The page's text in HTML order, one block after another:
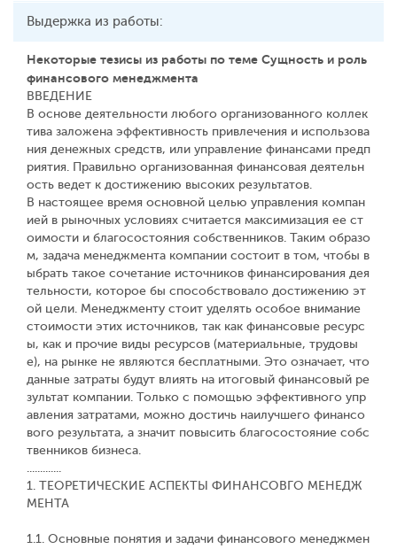
Выдержка из работы:
Некоторые тезисы из работы по теме Сущность и роль
финансового менеджмента
ВВЕДЕНИЕ
В основе деятельности любого организованного коллек
тива заложена эффективность привлечения и использова
ния денежных средств, или управление финансами предп
риятия. Правильно организованная финансовая деятельн
ость ведет к достижению высоких результатов.
В настоящее время основной целью управления компан
ией в рыночных условиях считается максимизация ее ст
оимости и благосостояния собственников. Таким образо
м, задача менеджмента компании состоит в том, чтобы в
ыбрать такое сочетание источников финансирования дея
тельности, которое бы способствовало достижению эт
ой цели. Менеджменту стоит уделять особое внимание
стоимости этих источников, так как финансовые ресурс
ы, как и прочие виды ресурсов (материальные, трудовы
е), на рынке не являются бесплатными. Это означает, что
данные затраты будут влиять на итоговый финансовый ре
зультат компании. Только с помощью эффективного упр
авления затратами, можно достичь наилучшего финансо
вого результата, а значит повысить благосостояние собс
твенников бизнеса.
.............
1. ТЕОРЕТИЧЕСКИЕ АСПЕКТЫ ФИНАНСОВГО МЕНЕДЖ
МЕНТА
1.1. Основные понятия и задачи финансового менеджмен